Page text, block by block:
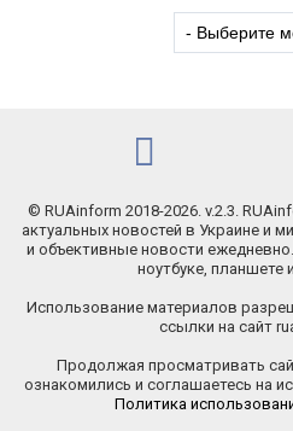
© RUAinform 2018-2026. v.2.3.
актуальных новостей в Украине и
и объективные новости
ноутбуке, планшете
Использование материалов
ссылки на сайт
Продолжая просматривать
ознакомились и соглашаетесь на
Политика